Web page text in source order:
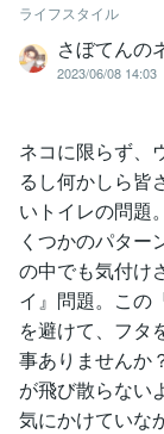
ライフスタイル
さぼてんの
2023/06/08 14:03
ネコに限らず、
るし何かしら皆
いトイレの問題
くつかのパター
の中でも気付け
イ』問題。この
を避けて、フタ
事ありませんか
が飛び散らない
気にかけていな